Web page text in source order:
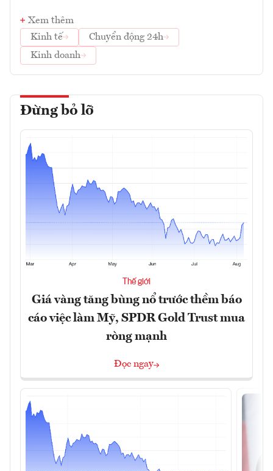
Xem thêm
Kinh tế
Chuyển động 24h
Kinh doanh
Đừng bỏ lỡ
Thế giới
Giá vàng tăng bùng nổ trước thềm báo
cáo việc làm Mỹ, SPDR Gold Trust mua
ròng mạnh
Đọc ngay